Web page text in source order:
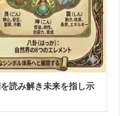
読み解き未来を指し示